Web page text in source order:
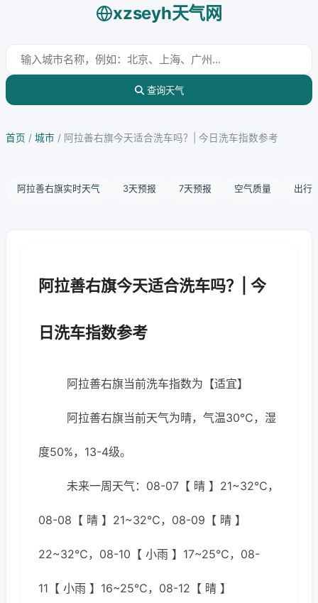
xzseyh天气网
查询天气
首页 / 城市 / 阿拉善右旗今天适合洗车吗？| 今日洗车指数参考
阿拉善右旗实时天气 3天预报 7天预报 空气质量 出行
阿拉善右旗今天适合洗车吗？| 今
日洗车指数参考
阿拉善右旗当前洗车指数为【适宜】
阿拉善右旗当前天气为晴，气温30℃，湿
度50%，13-4级。
未来一周天气：08-07【 晴 】21~32℃，
08-08【 晴 】21~32℃，08-09【 晴 】
22~32℃，08-10【 小雨 】17~25℃，08-
11【 小雨 】16~25℃，08-12【 晴 】